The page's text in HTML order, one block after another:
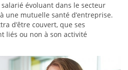
salarié évoluant dans le secteur
une mutuelle santé d’entreprise.
d’être couvert, que ses
liés ou non à son activité